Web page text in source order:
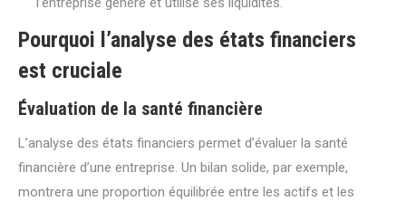
Pourquoi l’analyse des états financiers
est cruciale
Évaluation de la santé financière
L’analyse des états financiers permet d’évaluer la santé
financière d’une entreprise. Un bilan solide, par exemple,
montrera une proportion équilibrée entre les actifs et les